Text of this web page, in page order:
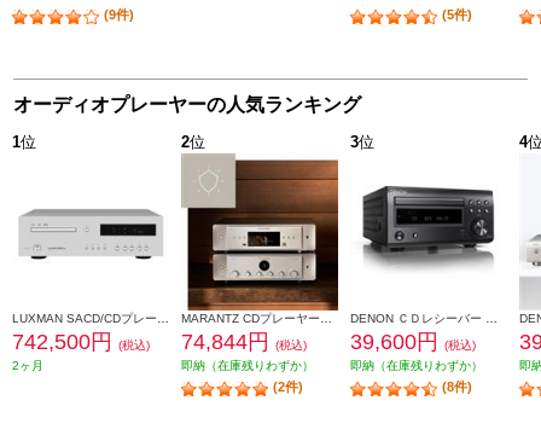
(9件) (5件)
オーディオプレーヤーの人気ランキング
1位
742,500円
(税込)
2ヶ月
2位
74,844円
(税込)
即納（在庫残りわずか）
(2件)
3位
39,600円
(税込)
即納（在庫残りわずか）
(8件)
4
即